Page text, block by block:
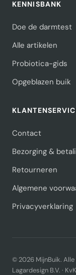
KENNISBANK
Doe de darmtest
Alle artikelen
Probiotica-gids
Opgeblazen buik
Contact
Bezorging &
Retourneren
Algemene
Privacyverklaring
© 2026 MijnBuik.
Lagardesign B.V. ·